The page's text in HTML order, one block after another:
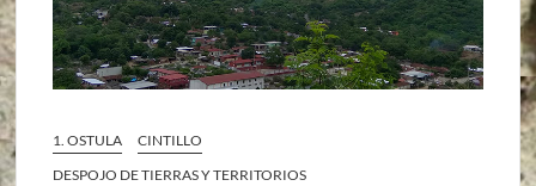
1. OSTULA
CINTILLO
DESPOJO DE TIERRAS Y TERRITORIOS